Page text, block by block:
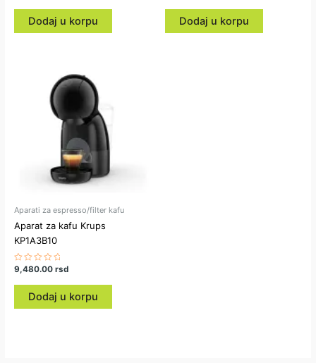
0
Dodaj u korpu
0
Dodaj u korpu
Aparati za espresso/filter kafu
Aparat za kafu Krups
KP1A3B10
Ocenjeno
0
9,480.00rsd
Dodaj u korpu